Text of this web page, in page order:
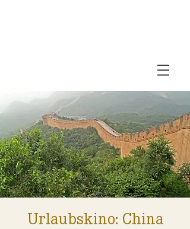
Urlaubskino: China